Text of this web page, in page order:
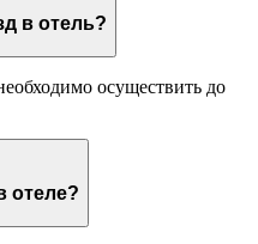
В какое время заезд и выезд в отель?
осуществить до
Как оплатить проживание в отеле?